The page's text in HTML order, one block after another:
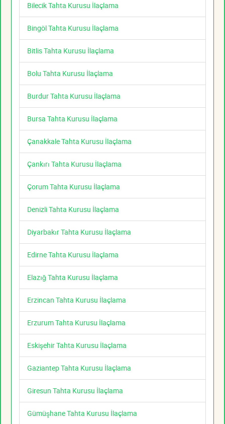
Bilecik Tahta Kurusu İlaçlama
Bingöl Tahta Kurusu İlaçlama
Bitlis Tahta Kurusu İlaçlama
Bolu Tahta Kurusu İlaçlama
Burdur Tahta Kurusu İlaçlama
Bursa Tahta Kurusu İlaçlama
Çanakkale Tahta Kurusu İlaçlama
Çankırı Tahta Kurusu İlaçlama
Çorum Tahta Kurusu İlaçlama
Denizli Tahta Kurusu İlaçlama
Diyarbakır Tahta Kurusu İlaçlama
Edirne Tahta Kurusu İlaçlama
Elazığ Tahta Kurusu İlaçlama
Erzincan Tahta Kurusu İlaçlama
Erzurum Tahta Kurusu İlaçlama
Eskişehir Tahta Kurusu İlaçlama
Gaziantep Tahta Kurusu İlaçlama
Giresun Tahta Kurusu İlaçlama
Gümüşhane Tahta Kurusu İlaçlama